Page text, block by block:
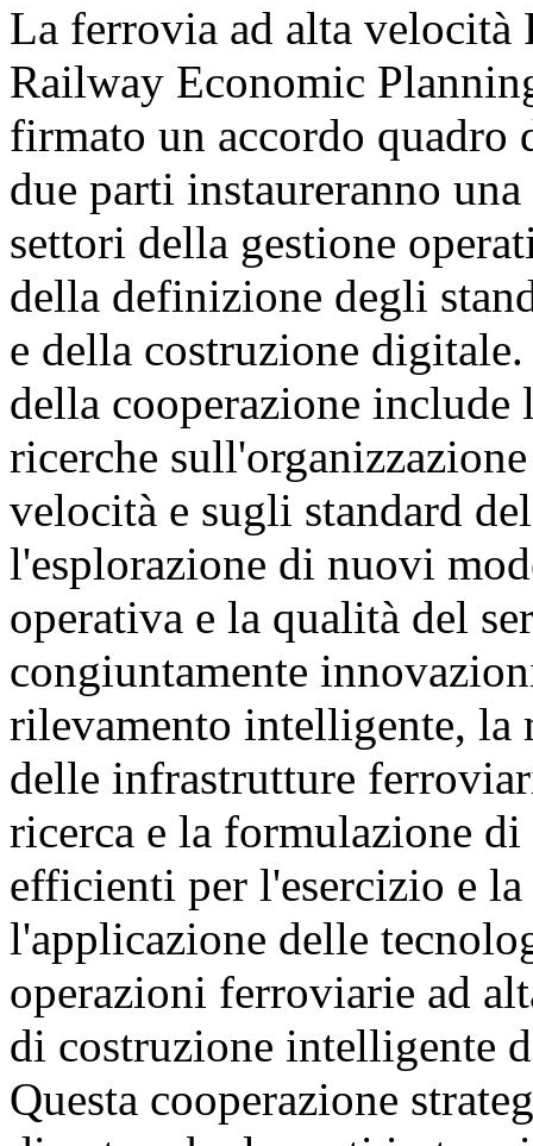
La ferrovia ad alta velocità
Railway Economic
firmato un accordo quadro
due parti instaureranno
settori della gestione
della definizione degli
e della costruzione
della cooperazione
ricerche
velocità e sugli standard
l'esplorazione di nuovi
operativa e la qualità del
congiuntamente
rilevamento intelligente, la
delle infrastrutture
ricerca e la formulazione
efficienti per l'esercizio e
l'applicazione delle
operazioni ferroviarie ad
di costruzione intelligente
Questa cooperazione